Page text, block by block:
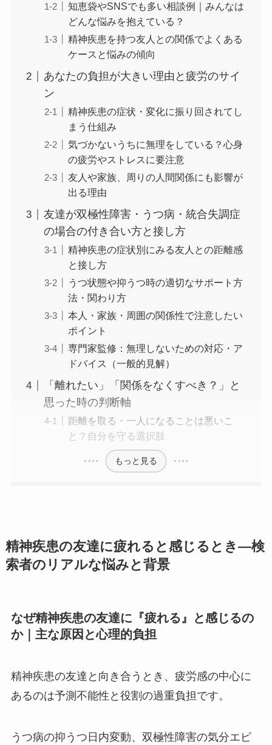
知恵袋やSNSでも多い相談例｜みんなは
どんな悩みを抱えている？
精神疾患を持つ友人との関係でよくある
ケースと悩みの傾向
あなたの負担が大きい理由と疲労のサイ
ン
精神疾患の症状・変化に振り回されてし
まう仕組み
気づかないうちに無理をしている？心身
の疲労やストレスに要注意
友人や家族、周りの人間関係にも影響が
出る理由
友達が双極性障害・うつ病・統合失調症
の場合の付き合い方と接し方
精神疾患の症状別にみる友人との距離感
と接し方
うつ状態や抑うつ時の適切なサポート方
法・関わり方
本人・家族・周囲の関係性で注意したい
ポイント
専門家監修：無理しないための対応・ア
ドバイス（一般的見解）
「離れたい」「関係をなくすべき？」と
思った時の判断軸
距離を取る・一人になることは悪いこ
と？自分を守る選択肢
もっと見る
精神疾患の友達に疲れると感じるとき—検
索者のリアルな悩みと背景
なぜ精神疾患の友達に『疲れる』と感じるの
か｜主な原因と心理的負担
精神疾患の友達と向き合うとき、疲労感の中心に
あるのは予測不能性と役割の過重負担です。
うつ病の抑うつ日内変動、双極性障害の気分エピ